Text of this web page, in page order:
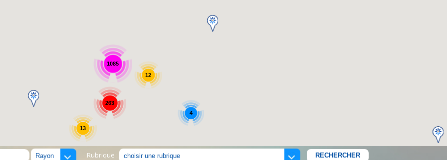
1085
13
263
4
12
Rubrique :